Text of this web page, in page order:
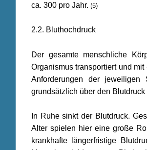
ca. 300 pro Jahr. (5)
2.2. Bluthochdruck
Der gesamte menschliche
Organismus transportiert und
Anforderungen der
grundsätzlich über den Blutdruck
In Ruhe sinkt der Blutdruck.
Alter spielen hier eine große
krankhafte längerfristige